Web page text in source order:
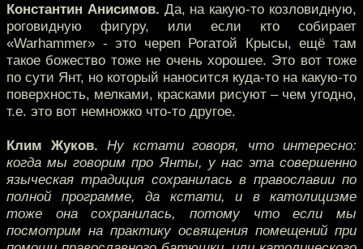
Константин Анисимов. Да, на какую-то козловидную,
роговидную фигуру, или если кто собирает
«Warhammer» - это череп Рогатой Крысы, ещё там
такое божество тоже не очень хорошее. Это вот тоже
по сути Янт, но который наносится куда-то на какую-то
поверхность, мелками, красками рисуют – чем угодно,
т.е. это вот немножко что-то другое.
Клим Жуков. Ну кстати говоря, что интересно:
когда мы говорим про Янты, у нас эта совершенно
языческая традиция сохранилась в православии по
полной программе, да кстати, и в католицизме
тоже она сохранилась, потому что если мы
посмотрим на практику освящения помещений при